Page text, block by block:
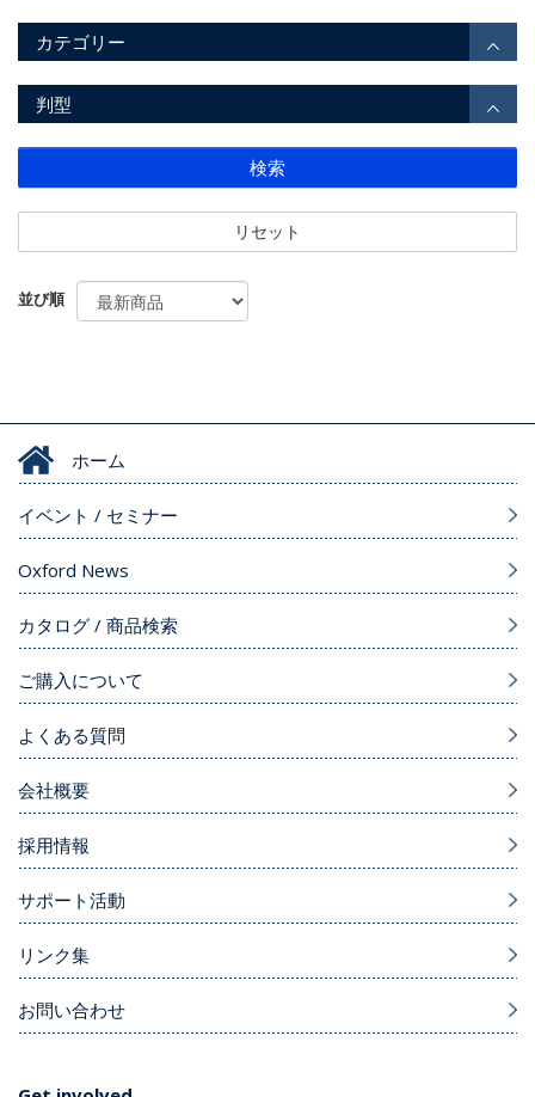
カテゴリー
判型
検索
リセット
並び順
ホーム
イベント / セミナー
Oxford News
カタログ / 商品検索
ご購入について
よくある質問
会社概要
採用情報
サポート活動
リンク集
お問い合わせ